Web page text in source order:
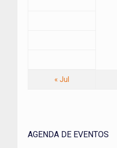
« Jul
AGENDA DE EVENTOS